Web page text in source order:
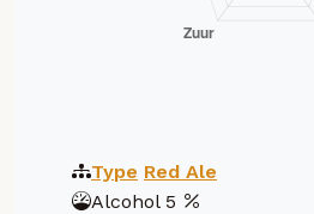
Type Red Ale
Alcohol 5